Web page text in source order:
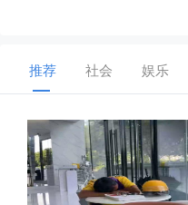
推荐 社会 娱乐